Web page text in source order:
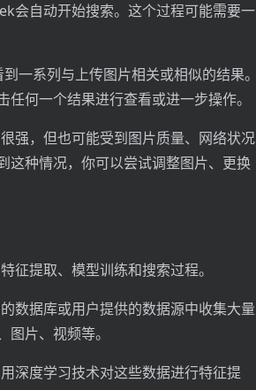
会自动开始搜索。这个过程可能需要一
一系列与上传图片相关或相似的结果。
何一个结果进行查看或进一步操作。
强，但也可能受到图片质量、网络状况
这种情况，你可以尝试调整图片、更换
征提取、模型训练和搜索过程。
数据库或用户提供的数据源中收集大量
片、视频等。
深度学习技术对这些数据进行特征提